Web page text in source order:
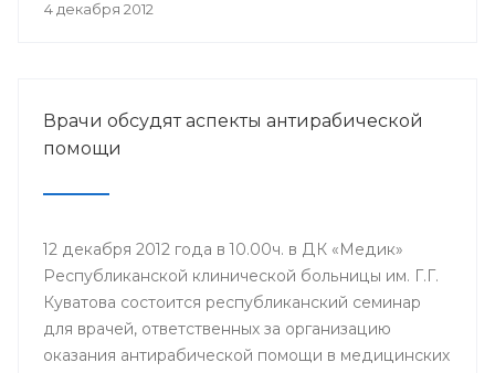
4 декабря 2012
Врачи обсудят аспекты антирабической
помощи
12 декабря 2012 года в 10.00ч. в ДК «Медик»
Республиканской клинической больницы им. Г.Г.
Куватова состоится республиканский семинар
для врачей, ответственных за организацию
оказания антирабической помощи в медицинских